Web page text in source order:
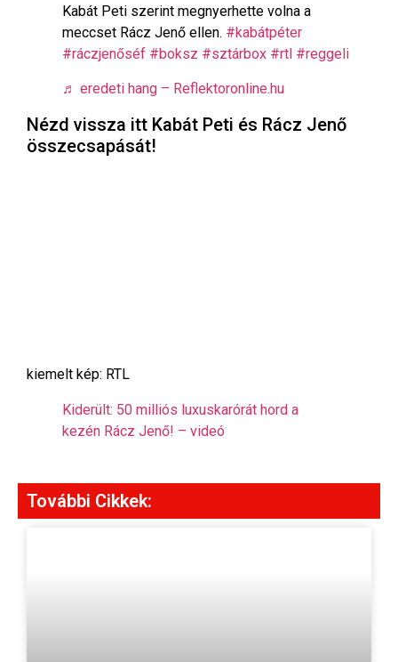
Kabát Peti szerint megnyerhette volna a
meccset Rácz Jenő ellen. #kabátpéter
#ráczjenőséf #boksz #sztárbox #rtl #reggeli
♬ eredeti hang – Reflektoronline.hu
Nézd vissza itt Kabát Peti és Rácz Jenő
összecsapását!
kiemelt kép: RTL
Kiderült: 50 milliós luxuskarórát hord a
kezén Rácz Jenő! – videó
További Cikkek: